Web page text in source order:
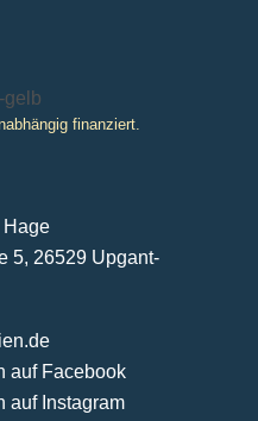
finanziert.
Hage
5, 26529 Upgant-
auf Facebook
auf Instagram